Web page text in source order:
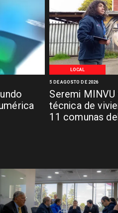
LOCAL
Seremi MINVU
técnica de
11 comunas
5 DE AGOSTO DE 2026